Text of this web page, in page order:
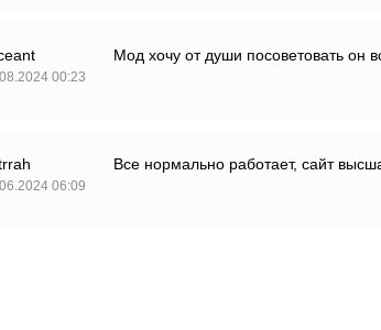
00:23
Мод хочу от души посоветовать он
06:09
Все нормально работает, сайт